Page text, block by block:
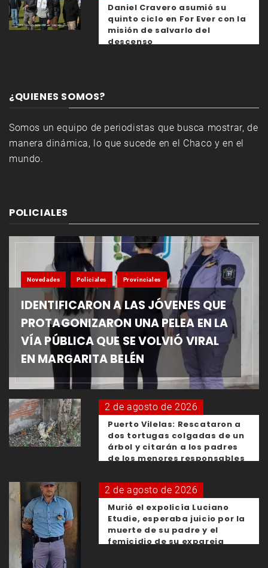
Daniel Cravero asumió su
quinto ciclo en For Ever con la
misión de salvarlo del
descenso
¿QUIENES SOMOS?
Somos un equipo de periodistas que busca mostrar, de
manera dinámica, lo que sucede en el Chaco y en el
mundo.
POLICIALES
Novedades Policiales Provinciales
IDENTIFICARON A LAS JÓVENES QUE
PROTAGONIZARON UNA PELEA EN LA
VÍA PÚBLICA QUE SE VOLVIÓ VIRAL
EN MARGARITA BELÉN
2 de agosto de 2026
Puerto Vilelas: Rescataron a
dos tortugas colgadas de un
árbol y citarán a los padres
de los menores responsables
2 de agosto de 2026
Murió el expolicía Luciano
Etudie, esperaba juicio por la
muerte de su padre y el
femicidio de su expareja